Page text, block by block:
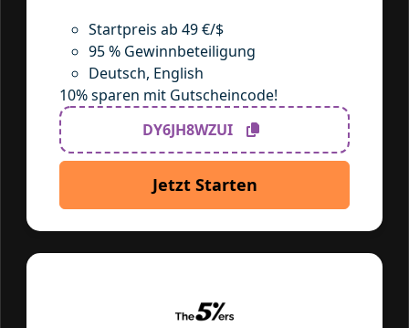
Startpreis ab 49 €/$
95 % Gewinnbeteiligung
Deutsch, English
10% sparen mit Gutscheincode!
DY6JH8WZUI
Jetzt Starten